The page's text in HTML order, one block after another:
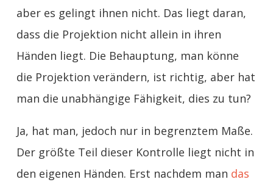
aber es gelingt ihnen nicht. Das liegt daran,
dass die Projektion nicht allein in ihren
Händen liegt. Die Behauptung, man könne
die Projektion verändern, ist richtig, aber hat
man die unabhängige Fähigkeit, dies zu tun?
Ja, hat man, jedoch nur in begrenztem Maße.
Der größte Teil dieser Kontrolle liegt nicht in
den eigenen Händen. Erst nachdem man das